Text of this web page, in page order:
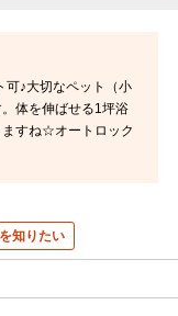
可♪大切なペット（小
体を伸ばせる1坪浴
すね☆オートロック
知りたい